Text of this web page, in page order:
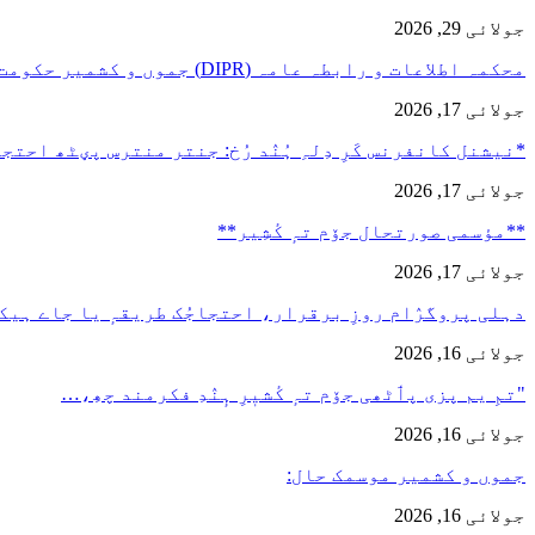
جولائی 29, 2026
محکمہ اطلاعات و رابطہ عامہ (DIPR) جموں و کشمیر حکومت طرفہ…
جولائی 17, 2026
*نیشنل کانفرنس کَرِ دِلہِ ہُنٛد رُخ: جنتر منترس پؠٹھ
جولائی 17, 2026
**مؤسمی صورتحال جۆم تہٕ کٔشِیر**
جولائی 17, 2026
دہلی پروگرٛام روزِ برقرار، احتجاجُک طریقہٕ یا جاے
جولائی 16, 2026
"تمِ یم پزی پٲٹھی جۆم تہٕ کٔشیٖرِ ہٕنٛدِ فکرمند چھِ،…
جولائی 16, 2026
جموں و کشمیر موسمک حال:
جولائی 16, 2026